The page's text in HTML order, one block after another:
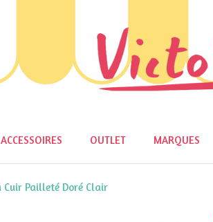
ACCESSOIRES OUTLET MARQUES
Cuir Pailleté Doré Clair